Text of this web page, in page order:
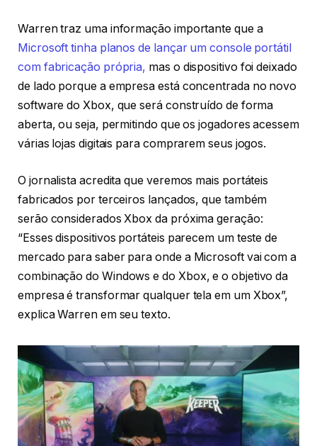
Warren traz uma informação importante que a
Microsoft tinha planos de lançar um console portátil
com fabricação própria, mas o dispositivo foi deixado
de lado porque a empresa está concentrada no novo
software do Xbox, que será construído de forma
aberta, ou seja, permitindo que os jogadores acessem
várias lojas digitais para comprarem seus jogos.
O jornalista acredita que veremos mais portáteis
fabricados por terceiros lançados, que também
serão considerados Xbox da próxima geração:
“Esses dispositivos portáteis parecem um teste de
mercado para saber para onde a Microsoft vai com a
combinação do Windows e do Xbox, e o objetivo da
empresa é transformar qualquer tela em um Xbox”,
explica Warren em seu texto.